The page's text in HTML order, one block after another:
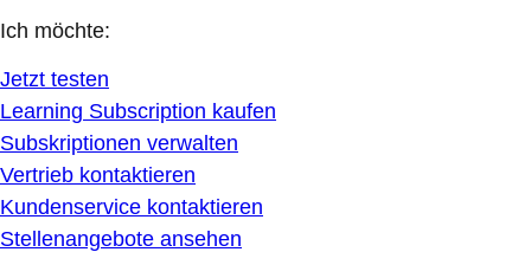
Ich möchte:
Jetzt testen
Learning Subscription kaufen
Subskriptionen verwalten
Vertrieb kontaktieren
Kundenservice kontaktieren
Stellenangebote ansehen